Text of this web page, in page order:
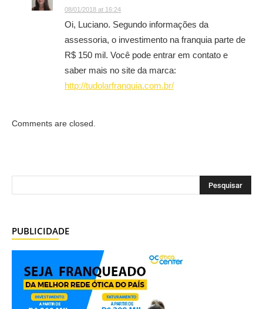
08/01/2018 at 16:24
Oi, Luciano. Segundo informações da
assessoria, o investimento na franquia parte de
R$ 150 mil. Você pode entrar em contato e
saber mais no site da marca:
http://tudolarfranquia.com.br/
Comments are closed.
PUBLICIDADE